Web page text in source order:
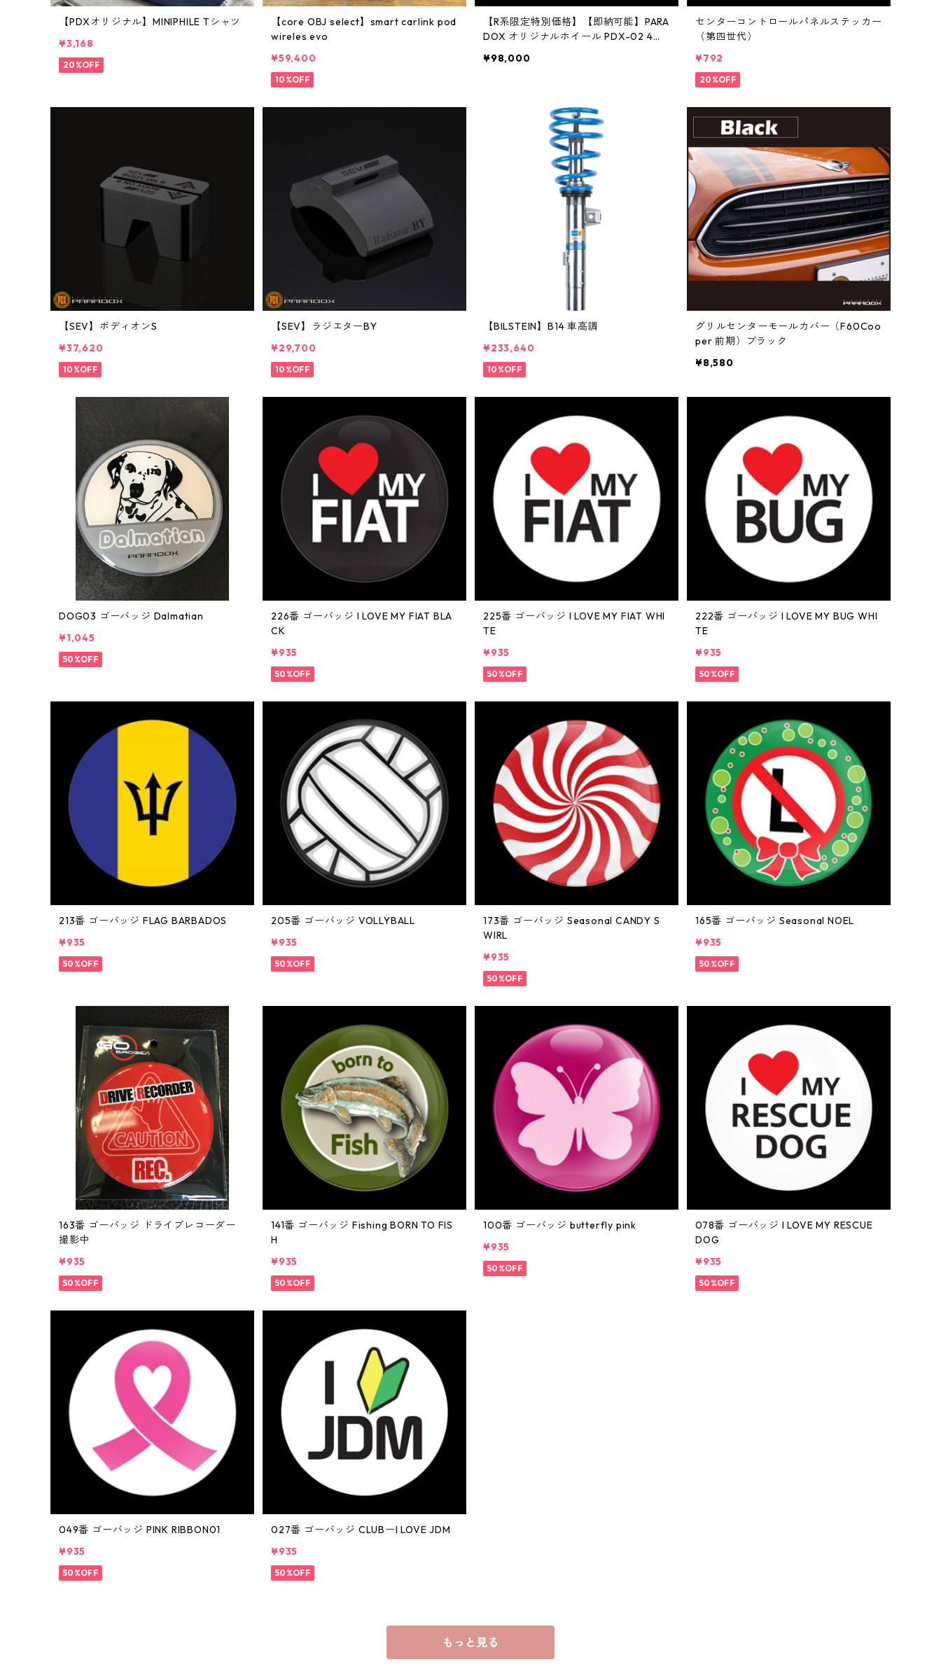
【PDXオリジナル】MINIPHILE Tシャツ
¥3,168
20%OFF
【core OBJ select】smart carlink pod
wireles evo
¥59,400
10%OFF
【R系限定特別価格】【即納可能】PARA
DOX オリジナルホイール PDX-02 4本
¥98,000
センターコントロールパネルステッカー
（第四世代）
¥792
20%OFF
【SEV】ボディオンS
¥37,620
10%OFF
【SEV】ラジエターBY
¥29,700
10%OFF
【BILSTEIN】B14 車高調
¥233,640
10%OFF
グリルセンターモールカバー（F60Coo
per 前期）ブラック
¥8,580
DOG03 ゴーバッジ Dalmatian
¥1,045
50%OFF
226番 ゴーバッジ I LOVE MY FIAT BLA
CK
¥935
50%OFF
225番 ゴーバッジ I LOVE MY FIAT WHI
TE
¥935
50%OFF
222番 ゴーバッジ I LOVE MY BUG WHI
TE
¥935
50%OFF
213番 ゴーバッジ FLAG BARBADOS
¥935
50%OFF
205番 ゴーバッジ VOLLYBALL
¥935
50%OFF
173番 ゴーバッジ Seasonal CANDY S
WIRL
¥935
50%OFF
165番 ゴーバッジ Seasonal NOEL
¥935
50%OFF
163番 ゴーバッジ ドライブレコーダー
撮影中
¥935
50%OFF
141番 ゴーバッジ Fishing BORN TO FIS
H
¥935
50%OFF
100番 ゴーバッジ butterfly pink
¥935
50%OFF
078番 ゴーバッジ I LOVE MY RESCUE
DOG
¥935
50%OFF
049番 ゴーバッジ PINK RIBBON01
¥935
50%OFF
027番 ゴーバッジ CLUBーI LOVE JDM
¥935
50%OFF
もっと見る